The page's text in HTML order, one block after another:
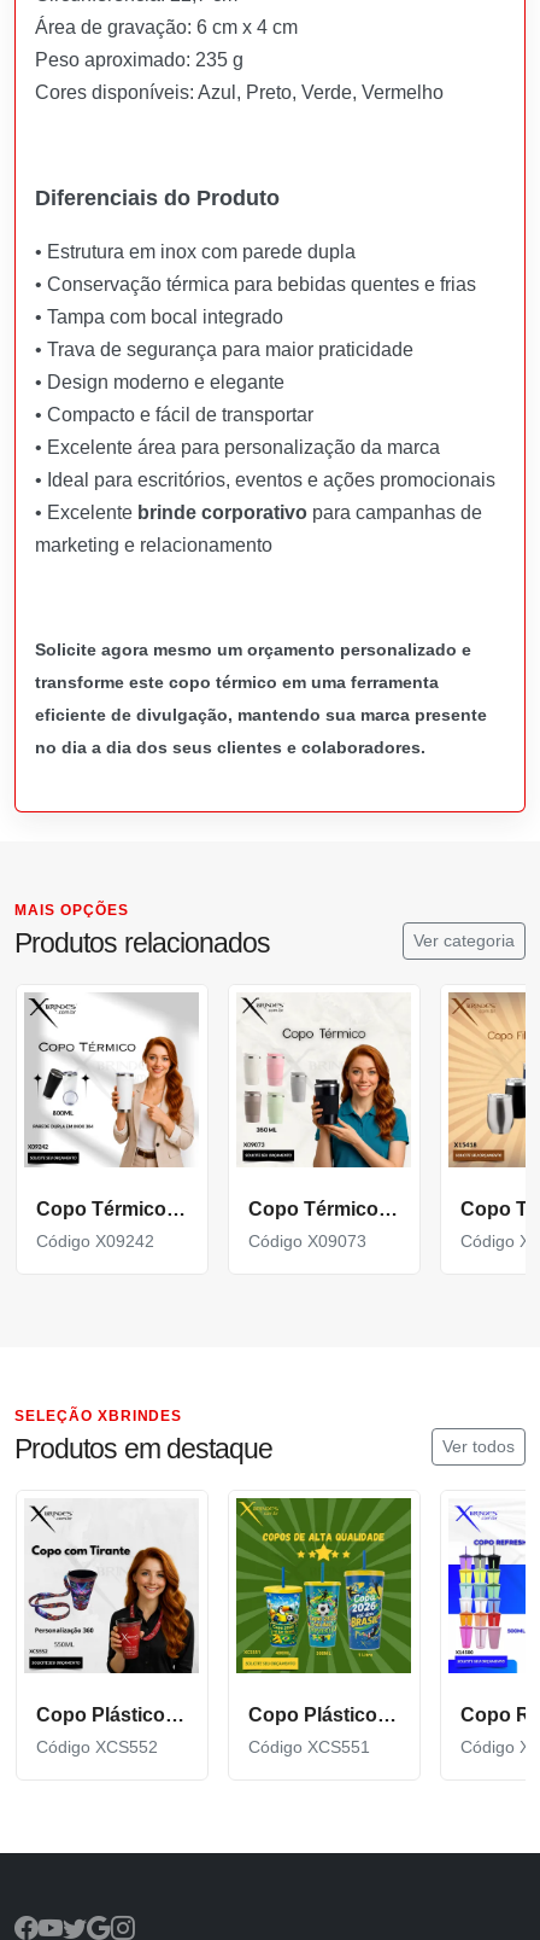
Área de gravação: 6 cm x 4 cm
Peso aproximado: 235 g
Cores disponíveis: Azul, Preto, Verde, Vermelho
Diferenciais do Produto
• Estrutura em inox com parede dupla
• Conservação térmica para bebidas quentes e frias
• Tampa com bocal integrado
• Trava de segurança para maior praticidade
• Design moderno e elegante
• Compacto e fácil de transportar
• Excelente área para personalização da marca
• Ideal para escritórios, eventos e ações promocionais
• Excelente brinde corporativo para campanhas de
marketing e relacionamento
Solicite agora mesmo um orçamento personalizado e
transforme este copo térmico em uma ferramenta
eficiente de divulgação, mantendo sua marca presente
no dia a dia dos seus clientes e colaboradores.
MAIS OPÇÕES
Produtos relacionados Ver categoria
Copo Térmico de 800ml com parede dupla em inox 304 X09242
Código X09242
Copo Térmico em inox 304 com base antiderrapante X09073
Código X09073 Código
SELEÇÃO XBRINDES
Produtos em destaque Ver todos
Copo Plástico de 550 ML com Tirante Personalizado XCS552
Código XCS552
Copo Plástico personalizado In Mold Label 360 XCS551
Código XCS551 Código